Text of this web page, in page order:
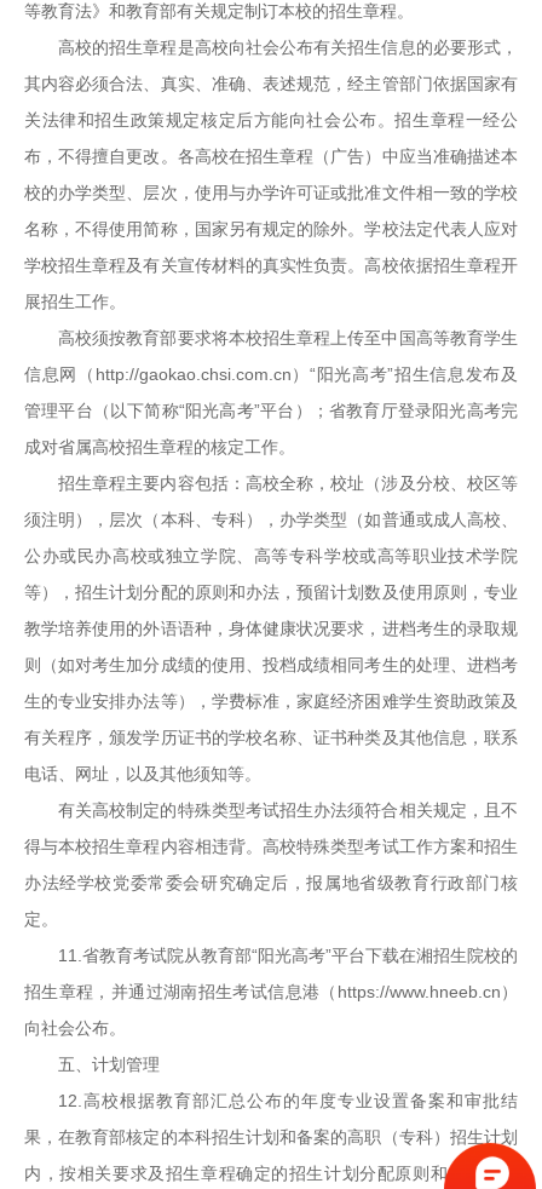
等教育法》和教育部有关规定制订本校的招生章程。
高校的招生章程是高校向社会公布有关招生信息的必要形式，
其内容必须合法、真实、准确、表述规范，经主管部门依据国家有
关法律和招生政策规定核定后方能向社会公布。招生章程一经公
布，不得擅自更改。各高校在招生章程（广告）中应当准确描述本
校的办学类型、层次，使用与办学许可证或批准文件相一致的学校
名称，不得使用简称，国家另有规定的除外。学校法定代表人应对
学校招生章程及有关宣传材料的真实性负责。高校依据招生章程开
展招生工作。
高校须按教育部要求将本校招生章程上传至中国高等教育学生
信息网（http://gaokao.chsi.com.cn）“阳光高考”招生信息发布及
管理平台（以下简称“阳光高考”平台）；省教育厅登录阳光高考完
成对省属高校招生章程的核定工作。
招生章程主要内容包括：高校全称，校址（涉及分校、校区等
须注明），层次（本科、专科），办学类型（如普通或成人高校、
公办或民办高校或独立学院、高等专科学校或高等职业技术学院
等），招生计划分配的原则和办法，预留计划数及使用原则，专业
教学培养使用的外语语种，身体健康状况要求，进档考生的录取规
则（如对考生加分成绩的使用、投档成绩相同考生的处理、进档考
生的专业安排办法等），学费标准，家庭经济困难学生资助政策及
有关程序，颁发学历证书的学校名称、证书种类及其他信息，联系
电话、网址，以及其他须知等。
有关高校制定的特殊类型考试招生办法须符合相关规定，且不
得与本校招生章程内容相违背。高校特殊类型考试工作方案和招生
办法经学校党委常委会研究确定后，报属地省级教育行政部门核
定。
11.省教育考试院从教育部“阳光高考”平台下载在湘招生院校的
招生章程，并通过湖南招生考试信息港（https://www.hneeb.cn）
向社会公布。
五、计划管理
12.高校根据教育部汇总公布的年度专业设置备案和审批结
果，在教育部核定的本科招生计划和备案的高职（专科）招生计划
内，按相关要求及招生章程确定的招生计划分配原则和办法，编